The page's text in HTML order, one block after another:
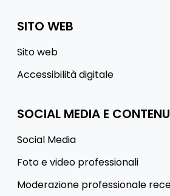
SITO WEB
Sito web
Accessibilità digitale
SOCIAL MEDIA E
Social Media
Foto e video professionali
Moderazione professionale